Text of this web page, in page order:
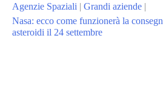
Agenzie Spaziali | Grandi aziende |
Nasa: ecco come funzionerà la
asteroidi il 24 settembre